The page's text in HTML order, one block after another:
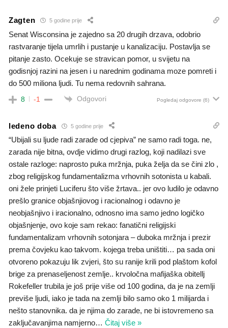
Zagten 5 godine prije
Senat Wisconsina je zajedno sa 20 drugih drzava, odobrio
rastvaranje tijela umrlih i pustanje u kanalizaciju. Postavlja se
pitanje zasto. Ocekuje se stravican pomor, u svijetu na
godisnjoj razini na jesen i u narednim godinama moze pomreti i
do 500 miliona ljudi. Tu nema redovnih sahrana.
8 -1 Odgovori Pogledaj odgovore (6)
ledeno doba 5 godine prije
“Ubijali su ljude radi zarade od cjepiva” ne samo radi toga. ne,
zarada nije bitna, ovdje vidimo drugi razlog, koji nadilazi sve
ostale razloge: naprosto puka mržnja, puka želja da se čini zlo ,
zbog religijskog fundamentalizma vrhovnih sotonista u kabali.
oni žele prinjeti Luciferu što više žrtava.. jer ovo ludilo je odavno
prešlo granice objašnjiovog i racionalnog i odavno je
neobjašnjivo i iracionalno, odnosno ima samo jedno logičko
objašnjenje, ovo koje sam rekao: fanatični religijski
fundamentalizam vrhovnih sotonjara – duboka mržnja i prezir
prema čovjeku kao takvom. kojega treba uništiti… pa sada oni
otvoreno pokazuju lik zvjeri, što su ranije krili pod plaštom kofol
brige za prenaseljenost zemlje.. krvoločna mafijaška obitellj
Rokefeller trubila je još prije više od 100 godina, da je na zemlji
previše ljudi, iako je tada na zemlji bilo samo oko 1 milijarda i
nešto stanovnika. da je njima do zarade, ne bi istovremeno sa
zaključavanjima namjerno… Čitaj više »